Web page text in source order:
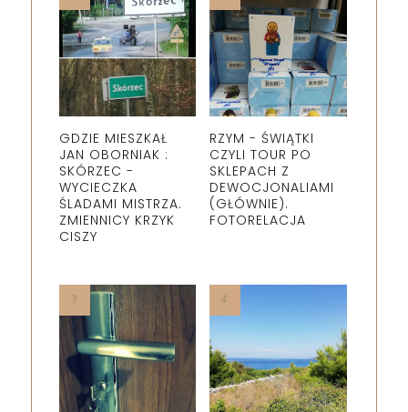
GDZIE MIESZKAŁ
JAN OBORNIAK :
SKÓRZEC -
WYCIECZKA
ŚLADAMI MISTRZA.
ZMIENNICY KRZYK
CISZY
RZYM - ŚWIĄTKI
CZYLI TOUR PO
SKLEPACH Z
DEWOCJONALIAMI
(GŁÓWNIE).
FOTORELACJA